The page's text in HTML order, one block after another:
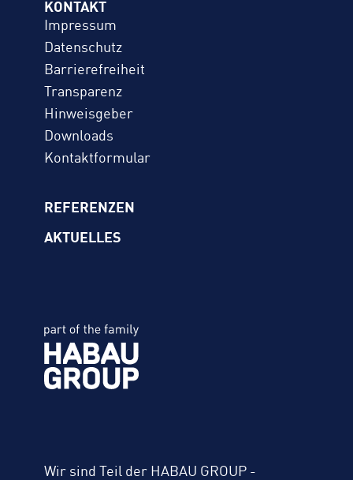
Wir sind Teil der HABAU GROUP -
REFERENZEN
AKTUELLES
KONTAKT
Impressum
Datenschutz
Barrierefreiheit
Transparenz
Hinweisgeber
Downloads
Kontaktformular